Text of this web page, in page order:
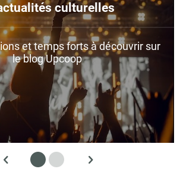
culturelles
et temps forts à découvrir sur
le blog Upcoop